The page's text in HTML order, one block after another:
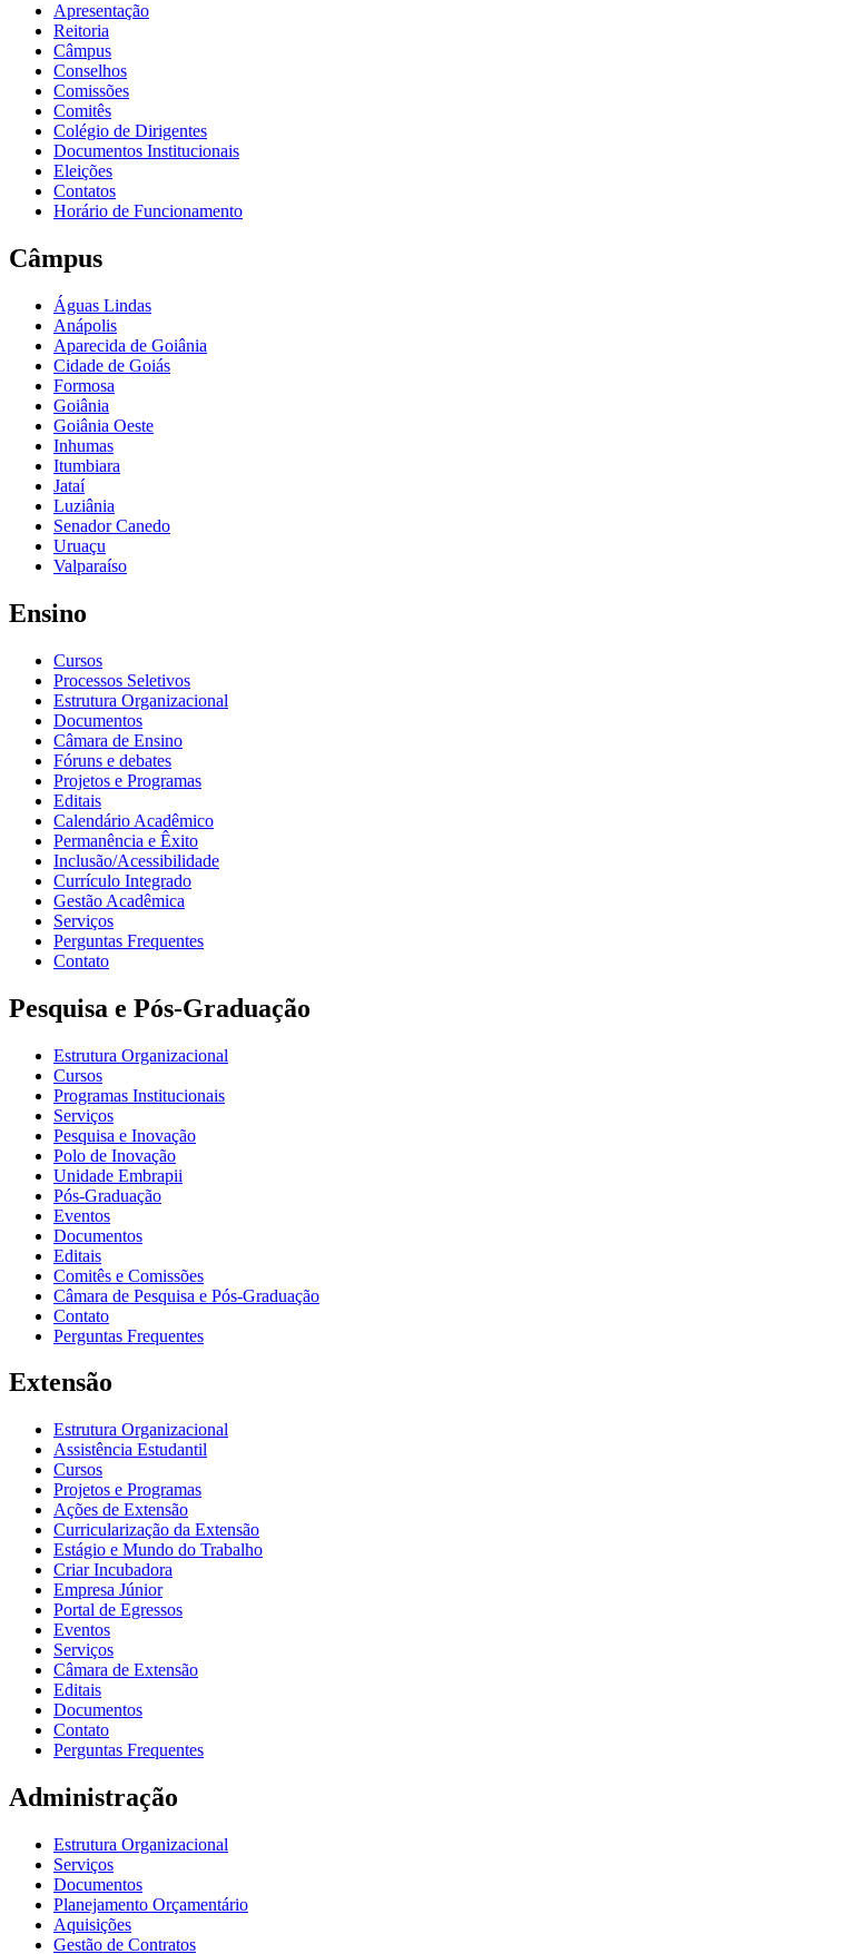
Apresentação
Reitoria
Câmpus
Conselhos
Comissões
Comitês
Colégio de Dirigentes
Documentos Institucionais
Eleições
Contatos
Horário de Funcionamento
Câmpus
Águas Lindas
Anápolis
Aparecida de Goiânia
Cidade de Goiás
Formosa
Goiânia
Goiânia Oeste
Inhumas
Itumbiara
Jataí
Luziânia
Senador Canedo
Uruaçu
Valparaíso
Ensino
Cursos
Processos Seletivos
Estrutura Organizacional
Documentos
Câmara de Ensino
Fóruns e debates
Projetos e Programas
Editais
Calendário Acadêmico
Permanência e Êxito
Inclusão/Acessibilidade
Currículo Integrado
Gestão Acadêmica
Serviços
Perguntas Frequentes
Contato
Pesquisa e Pós-Graduação
Estrutura Organizacional
Cursos
Programas Institucionais
Serviços
Pesquisa e Inovação
Polo de Inovação
Unidade Embrapii
Pós-Graduação
Eventos
Documentos
Editais
Comitês e Comissões
Câmara de Pesquisa e Pós-Graduação
Contato
Perguntas Frequentes
Extensão
Estrutura Organizacional
Assistência Estudantil
Cursos
Projetos e Programas
Ações de Extensão
Curricularização da Extensão
Estágio e Mundo do Trabalho
Criar Incubadora
Empresa Júnior
Portal de Egressos
Eventos
Serviços
Câmara de Extensão
Editais
Documentos
Contato
Perguntas Frequentes
Administração
Estrutura Organizacional
Serviços
Documentos
Planejamento Orçamentário
Aquisições
Gestão de Contratos